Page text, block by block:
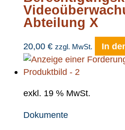
Abteilung X
20,00 € zzgl. MwSt. In
exkl. 19 % MwSt.
Dokumente